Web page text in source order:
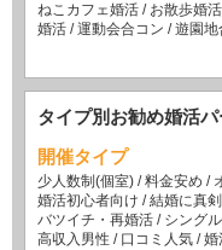
ねこカフェ婚活 / お散歩婚活
婚活 /運動会合コン /遊園地
タイプ別お勧め婚活
開催タイプ
少人数制(個室) /料金安め /
婚活初心者向け /結婚に真剣
バツイチ・再婚活 / シング
高収入男性 / 口コミ人気 /婚